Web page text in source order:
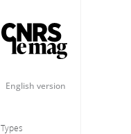
English version
Types